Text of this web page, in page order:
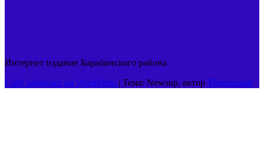
Интернет издание Барабинского района
Сайт работает на WordPress | Тема: Newsup, автор Themeansar